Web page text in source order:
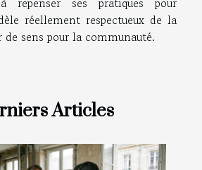
réellement respectueux de la
sens pour la communauté.
Articles